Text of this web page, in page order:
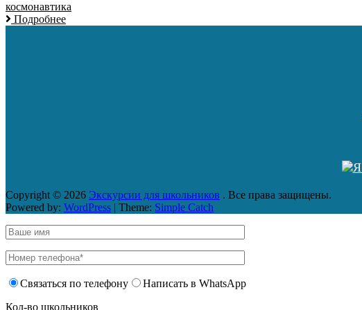
космонавтика
Подробнее
Copyright © 2026 Экскурсии для школьников . Все права защищены.
Powered by: WordPress | Theme: Simple Catch
Связаться по телефону
Написать в WhatsApp
Кол-во школьников